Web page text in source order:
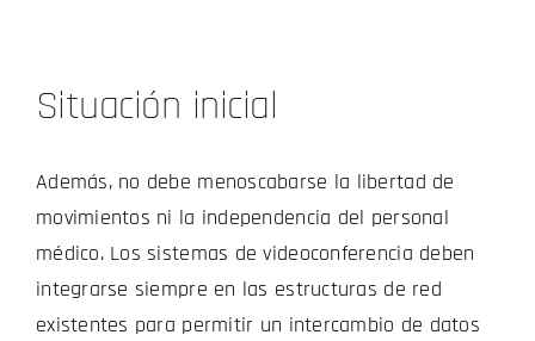
Situación inicial
Además, no debe menoscabarse la libertad de
movimientos ni la independencia del personal
médico. Los sistemas de videoconferencia deben
integrarse siempre en las estructuras de red
existentes para permitir un intercambio de datos